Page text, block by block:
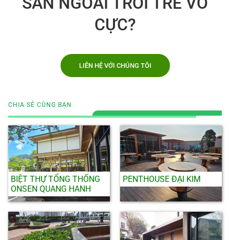
CỰC?
LIÊN HỆ VỚI CHÚNG TÔI
CHIA SẺ CÙNG BẠN
BIỆT THỰ TỔNG THỐNG
ONSEN QUANG HANH
PENTHOUSE ĐẠI KIM